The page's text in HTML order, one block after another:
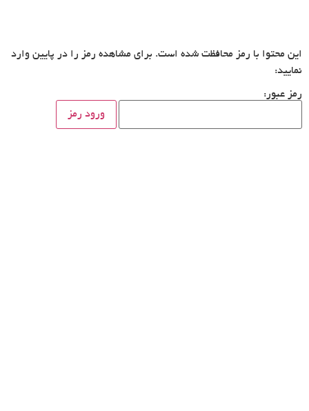
این محتوا با رمز محافظت شده است. برای مشاهده رمز را در پایین وارد
نمایید:
رمز عبور: